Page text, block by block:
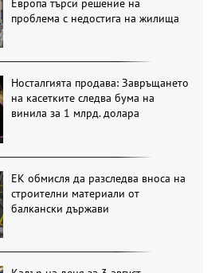
Европа търси решение на
проблема с недостига на жилища
Носталгията продава: Завръщането
на касетките следва бума на
винила за 1 млрд. долара
ЕК обмисля да разследва вноса на
строителни материали от
балкански държави